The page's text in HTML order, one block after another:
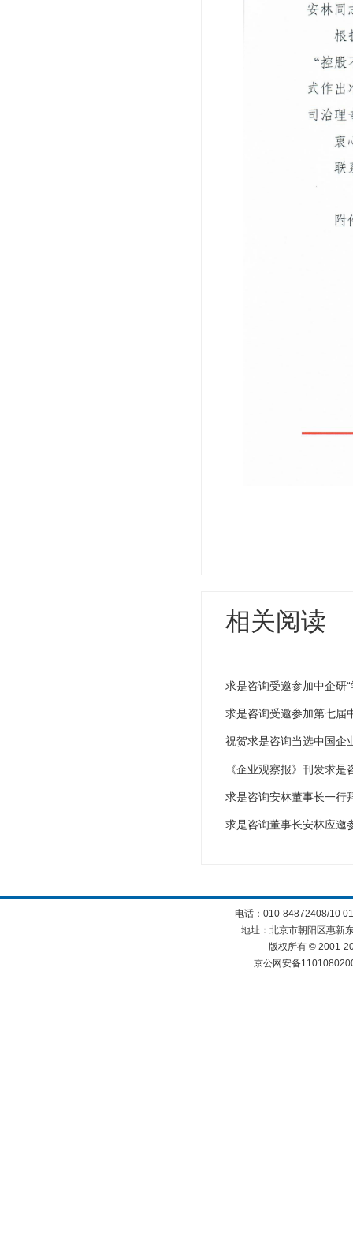
相关阅读
求是咨询受邀参加中企研
求是咨询受邀参加第七届
祝贺求是咨询当选中国企
《企业观察报》刊发求
文《国企如何对标世界一
求是咨询安林董事长一行
求是咨询董事长安林应邀
电话：010-84872408/10
地址：北京市朝阳区惠新
版权所有 © 2001-
京公网安备